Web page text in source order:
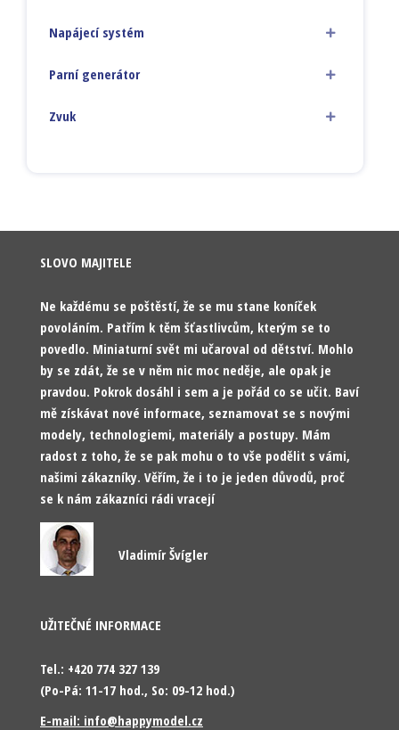
Napájecí systém
Parní generátor
Zvuk
SLOVO MAJITELE
Ne každému se poštěstí, že se mu stane koníček
povoláním. Patřím k těm šťastlivcům, kterým se to
povedlo. Miniaturní svět mi učaroval od dětství. Mohlo
by se zdát, že se v něm nic moc neděje, ale opak je
pravdou. Pokrok dosáhl i sem a je pořád co se učit. Baví
mě získávat nové informace, seznamovat se s novými
modely, technologiemi, materiály a postupy. Mám
radost z toho, že se pak mohu o to vše podělit s vámi,
našimi zákazníky. Věřím, že i to je jeden důvodů, proč
se k nám zákazníci rádi vracejí
Vladimír Švígler
UŽITEČNÉ INFORMACE
Tel.: +420 774 327 139
(Po-Pá: 11-17 hod., So: 09-12 hod.)
E-mail: info@happymodel.cz